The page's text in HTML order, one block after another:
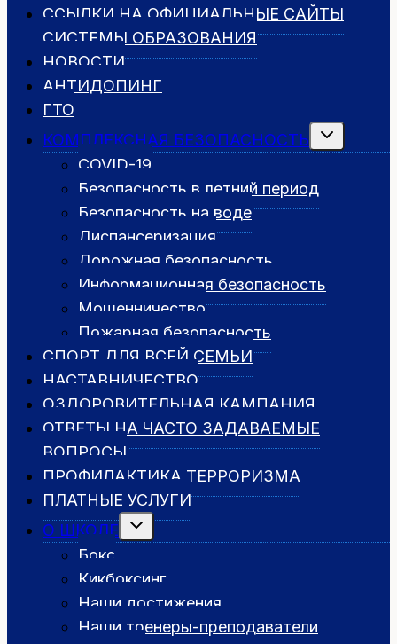
ССЫЛКИ НА ОФИЦИАЛЬНЫЕ САЙТЫ
СИСТЕМЫ ОБРАЗОВАНИЯ
НОВОСТИ
АНТИДОПИНГ
ГТО
КОМПЛЕКСНАЯ БЕЗОПАСНОСТЬ
Переключить
меню
COVID-19
Безопасность в летний период
Безопасность на воде
Диспансеризация
Дорожная безопасность
Информационная безопасность
Мошенничество
Пожарная безопасность
СПОРТ ДЛЯ ВСЕЙ СЕМЬИ
НАСТАВНИЧЕСТВО
ОЗДОРОВИТЕЛЬНАЯ КАМПАНИЯ
ОТВЕТЫ НА ЧАСТО ЗАДАВАЕМЫЕ
ВОПРОСЫ
ПРОФИЛАКТИКА ТЕРРОРИЗМА
ПЛАТНЫЕ УСЛУГИ
О ШКОЛЕ
Переключить
меню
Бокс
Кикбоксинг
Наши достижения
Наши тренеры-преподаватели